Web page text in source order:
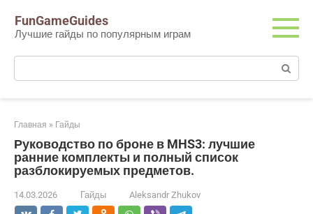
контенту
FunGameGuides
Лучшие гайды по популярным играм
Поиск:
Главная » Гайды
Руководство по броне в MHS3: лучшие
ранние комплекты и полный список
разблокируемых предметов.
14.03.2026 Гайды Aleksandr Zhukov